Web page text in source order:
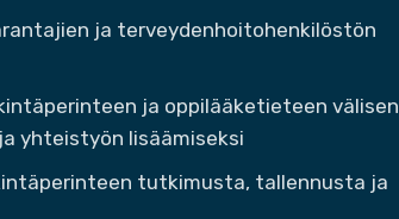
ja terveydenhoitohenkilöstön
ja oppilääketieteen välisen
yhteistyön lisäämiseksi
tutkimusta, tallennusta ja